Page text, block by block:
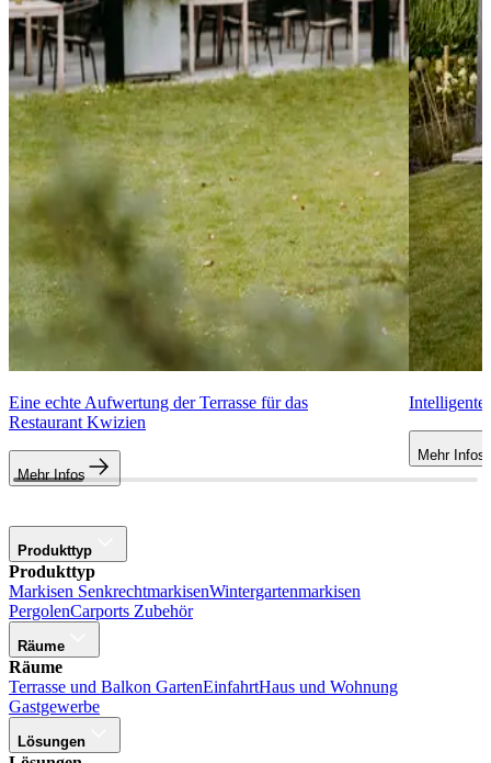
Eine echte Aufwertung der Terrasse für das
Restaurant Kwizien
Mehr Infos
Intelligente
Mehr Infos
Produkttyp
Produkttyp
Markisen SenkrechtmarkisenWintergartenmarkisen
PergolenCarports Zubehör
Räume
Räume
Terrasse und Balkon GartenEinfahrtHaus und Wohnung
Gastgewerbe
Lösungen